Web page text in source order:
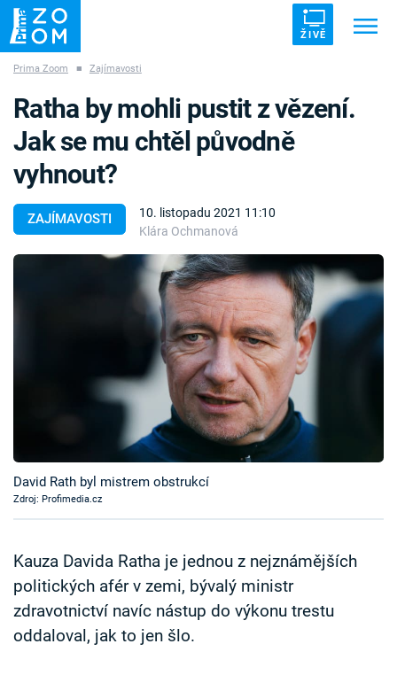
ŽIVĚ
ZÁHADY VETŘELCI DÁVNOVĚKU
Témata
Časopis
Sledujte prima+
Sledujte nás
Prima Zoom ■ Zajímavosti
ZAJÍMAVOSTI
10. listopadu 2021 11:10
Klára Ochmanová
Ratha by mohli pustit z vězení.
Jak se mu chtěl původně
vyhnout?
David Rath byl mistrem obstrukcí
Zdroj: Profimedia.cz
Kauza Davida Ratha je jednou z nejznámějších
politických afér v zemi, bývalý ministr
zdravotnictví navíc nástup do výkonu trestu
oddaloval, jak to jen šlo.